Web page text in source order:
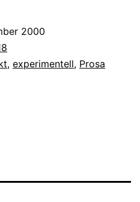
2000
, experimentell, Prosa